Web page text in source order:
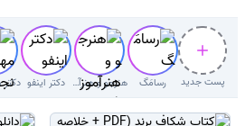
پست جدید رسامَگ هنرجو و هنرآموز( سوال با جواب) دکتر اینفو